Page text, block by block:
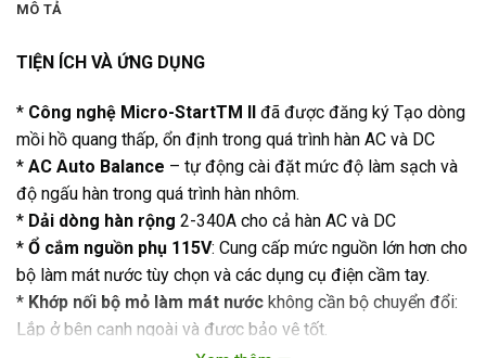
MÔ TẢ
TIỆN ÍCH VÀ ỨNG DỤNG
* Công nghệ Micro-StartTM II đã được đăng ký Tạo dòng
mồi hồ quang thấp, ổn định trong quá trình hàn AC và DC
* AC Auto Balance – tự động cài đặt mức độ làm sạch và
độ ngấu hàn trong quá trình hàn nhôm.
* Dải dòng hàn rộng 2-340A cho cả hàn AC và DC
* Ổ cắm nguồn phụ 115V: Cung cấp mức nguồn lớn hơn cho
bộ làm mát nước tùy chọn và các dụng cụ điện cầm tay.
* Khớp nối bộ mỏ làm mát nước không cần bộ chuyển đổi:
Lắp ở bên cạnh ngoài và được bảo vệ tốt.